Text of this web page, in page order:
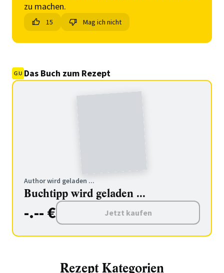
zu machen.
15 Mag ich nicht
Das Buch zum Rezept
Author wird geladen ...
Buchtipp wird geladen ...
-.-- € Jetzt kaufen
Rezept Kategorien